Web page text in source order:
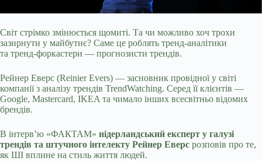
Світ стрімко змінюється щомиті. Та чи можливо хоч трохи
зазирнути у майбутнє? Саме це роблять тренд-аналітики
та тренд-форкастери — прогнозисти трендів.
Рейнер Еверс (Reinier Evers) — засновник провідної у світі
компанії з аналізу трендів TrendWatching. Серед її клієнтів —
Google, Mastercard, IKEA та чимало інших всесвітньо відомих
брендів.
В інтерв’ю «ФАКТАМ» нідерландський експерт у галузі
трендів та штучного інтелекту Рейнер Еверс розповів про те,
як ШІ вплине на стиль життя людей.